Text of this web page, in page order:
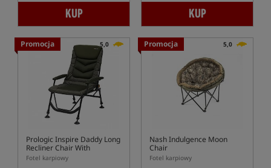
KUP KUP
Promocja 5,0
Prologic Inspire Daddy Long
Recliner Chair With
Armrests
Fotel karpiowy
Promocja 5,0
Nash Indulgence Moon
Chair
Fotel karpiowy